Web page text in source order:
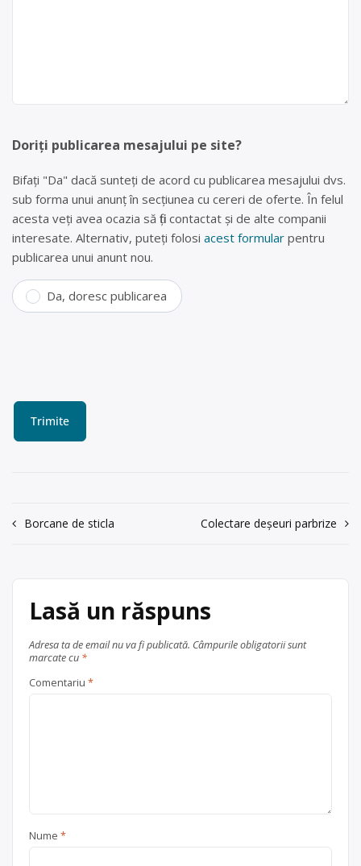
Doriți publicarea mesajului pe site?
Bifați "Da" dacă sunteți de acord cu publicarea mesajului dvs.
sub forma unui anunț în secțiunea cu cereri de oferte. În felul
acesta veți avea ocazia să fiți contactat și de alte companii
interesate. Alternativ, puteți folosi acest formular pentru
publicarea unui anunt nou.
Da, doresc publicarea
Navigare
Borcane de sticla Colectare deșeuri parbrize
Lasă un răspuns
Adresa ta de email nu va fi publicată. Câmpurile obligatorii sunt
marcate cu *
Comentariu *
Nume *